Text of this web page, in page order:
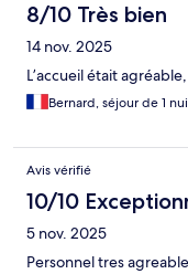
8/10 Très bien
14 nov. 2025
L’accueil était
Bernard, séjour de 1
Avis vérifié
10/10
5 nov. 2025
Personnel tres